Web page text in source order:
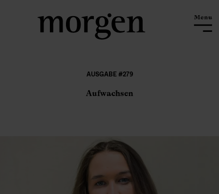
AUSGABE #279
Aufwachsen